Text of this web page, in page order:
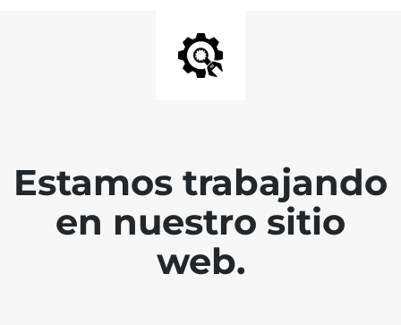
Estamos trabajando
en nuestro sitio
web.